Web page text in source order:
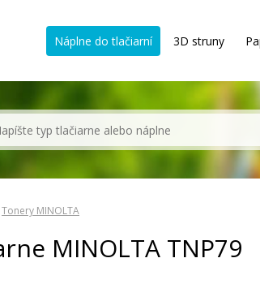
Náplne do tlačiarní 3D struny
Tonery MINOLTA
MINOLTA TNP79